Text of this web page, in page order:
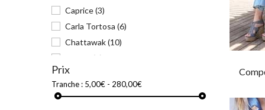
Caprice(3)
Carla Tortosa (6)
Chattawak(10)
(1)
Copacabana
Dockers by Gerli(2)
Prix
Tranche : 5,00€ - 280,00€